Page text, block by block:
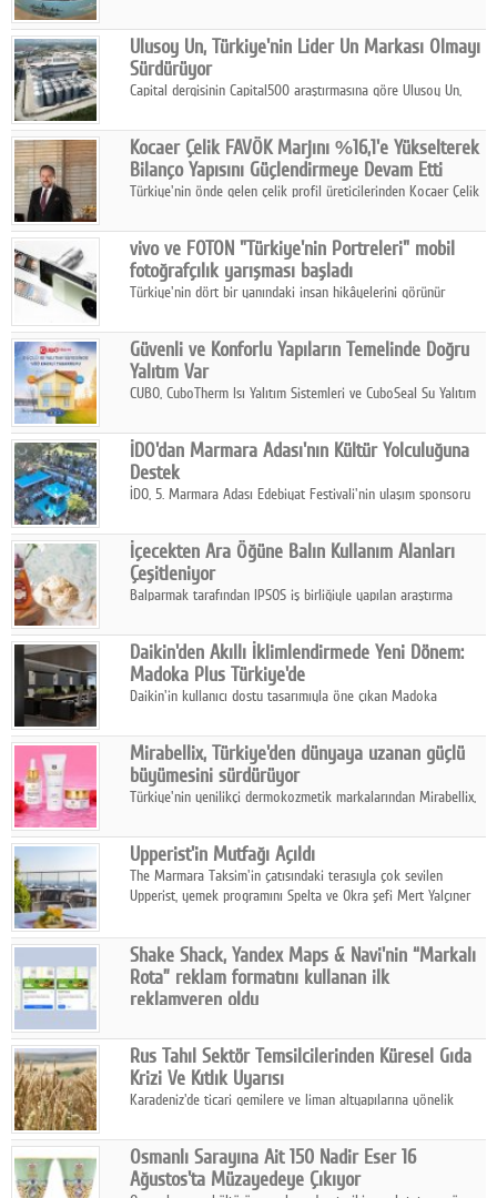
enerjisine güç katıyor.
Ulusoy Un, Türkiye'nin Lider Un Markası Olmayı
Sürdürüyor
Capital dergisinin Capital500 araştırmasına göre Ulusoy Un,
hasılatıyla Türkiye'nin en büyük 83. firması oldu.
Kocaer Çelik FAVÖK Marjını %16,1'e Yükselterek
Bilanço Yapısını Güçlendirmeye Devam Etti
Türkiye'nin önde gelen çelik profil üreticilerinden Kocaer Çelik
Çelik FAVÖK Marjını %16,1'e yükseltti.
vivo ve FOTON "Türkiye'nin Portreleri" mobil
fotoğrafçılık yarışması başladı
Türkiye'nin dört bir yanındaki insan hikâyelerini görünür
insanını, kültürünü ve yaşamını portre fotoğraflarıyla
anlatmaya davet ediyor.
Güvenli ve Konforlu Yapıların Temelinde Doğru
Yalıtım Var
CUBO, CuboTherm Isı Yalıtım Sistemleri ve CuboSeal Su Yalıtım
ve sürdürülebilir çözümler sunuyor.
İDO'dan Marmara Adası'nın Kültür Yolculuğuna
Destek
İDO, 5. Marmara Adası Edebiyat Festivali'nin ulaşım sponsoru
ettiriyor.
İçecekten Ara Öğüne Balın Kullanım Alanları
Çeşitleniyor
Balparmak tarafından IPSOS iş birliğiyle yapılan araştırma
ıhlamur gibi içeceklerde tercih ettiğini ortaya koyuyor.
Daikin'den Akıllı İklimlendirmede Yeni Dönem:
Madoka Plus Türkiye'de
Daikin'in kullanıcı dostu tasarımıyla öne çıkan Madoka
kontrol ünitesi Madoka Plus Türkiye'de satışa sunuldu.
Mirabellix, Türkiye'den dünyaya uzanan güçlü
büyümesini sürdürüyor
Türkiye'nin yenilikçi dermokozmetik markalarından Mirabellix,
ürünleriyle hem yurt içinde hem de uluslararası pazarlarda
büyümesini sürdürüyor.
Upperist'in Mutfağı Açıldı
The Marmara Taksim'in çatısındaki terasıyla çok sevilen
Upperist, yemek programını Spelta ve Okra şefi Mert Yalçıner
Shake Shack, Yandex Maps & Navi'nin “Markalı
Rota” reklam formatını kullanan ilk
reklamveren oldu
artırmak amacıyla Cereyan Medya ve Yandex Ads iş birliğiyle
Yandex Maps & Navi'nin yeni "Markalı Rota" reklam formatını
kullanan ilk marka oldu.
Rus Tahıl Sektör Temsilcilerinden Küresel Gıda
Krizi Ve Kıtlık Uyarısı
Karadeniz'de ticari gemilere ve liman altyapılarına yönelik
geçirdi.
Osmanlı Sarayına Ait 150 Nadir Eser 16
Ağustos'ta Müzayedeye Çıkıyor